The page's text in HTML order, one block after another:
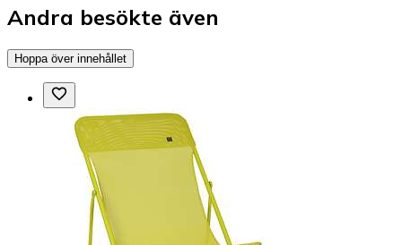
Andra besökte även
Hoppa över innehållet